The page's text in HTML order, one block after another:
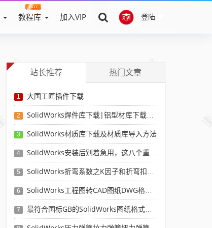
登陆
教程库 加入VIP
站长推荐 热门文章
1 大国工匠插件下载
2 SolidWorks焊件库下载|铝型材库下载|附sw焊件库添加配置使用教程
3 SolidWorks材质库下载及材质库导入方法
4 SolidWorks安装后别着急用，这八个重要SolidWorks设置可以提高你的画图效率
5 SolidWorks折弯系数之K因子和折弯扣除表-溪风推荐
6 SolidWorks工程图转CAD图纸DWG格式映射文件无乱码可分层-溪风亲测推荐
7 最符合国标GB的SolidWorks图纸格式和图纸模板下载-溪风专用版